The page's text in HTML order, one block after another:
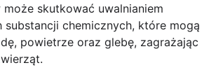
skutkować uwalnianiem
substancji chemicznych, które mogą
powietrze oraz glebę, zagrażając